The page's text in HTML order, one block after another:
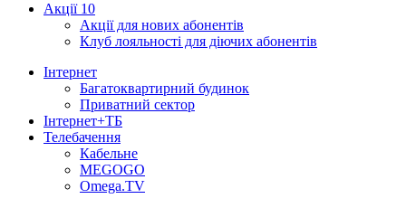
Акції 10
Акції для нових абонентів
Клуб лояльності для діючих абонентів
Інтернет
Багатоквартирний будинок
Приватний сектор
Інтернет+ТБ
Телебачення
Кабельне
MEGOGO
Omega.TV